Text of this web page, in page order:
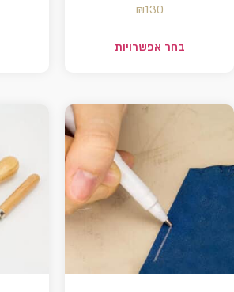
₪130
בחר אפשרויות